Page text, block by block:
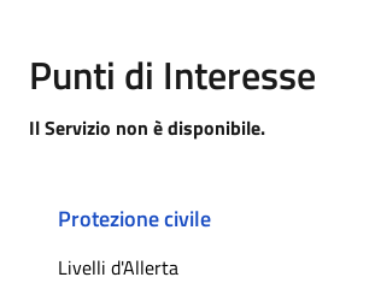
Punti di Interesse
Il Servizio non è disponibile.
Protezione civile
Livelli d'Allerta